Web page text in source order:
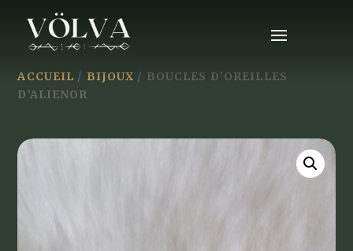
ACCUEIL / BIJOUX / BOUCLES D’OREILLES
D’ALIENOR